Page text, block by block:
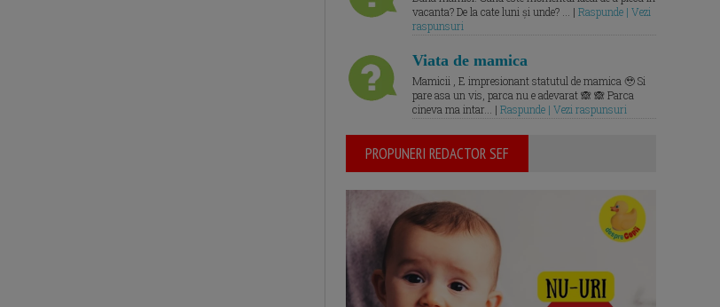
vacanta? De la cate luni și unde? ... | Raspunde | Vezi
raspunsuri
Viata de mamica
Mamicii , E impresionant statutul de mamica 🥹 Si
pare asa un vis, parca nu e adevarat 🙈 🙈 Parca
cineva ma intar... | Raspunde | Vezi raspunsuri
PROPUNERI REDACTOR SEF